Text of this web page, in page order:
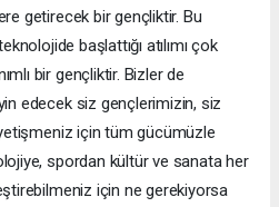
getirecek bir gençliktir. Bu
başlattığı atılımı çok
bir gençliktir. Bizler de
edecek siz gençlerimizin, siz
için tüm gücümüzle
spordan kültür ve sanata her
için ne gerekiyorsa